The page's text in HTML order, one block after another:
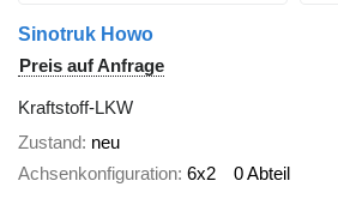
Sinotruk Howo
Preis auf Anfrage
Kraftstoff-LKW
Zustand neu
Achsenkonfiguration 6x2 0 Abteil